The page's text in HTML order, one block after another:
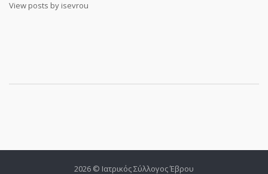
View posts by isevrou
2026 © Ιατρικός Σύλλογος Έβρου